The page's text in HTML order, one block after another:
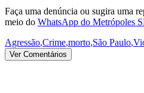
Faça uma denúncia ou sugira uma
meio do WhatsApp do Metrópoles
Agressão,Crime,morto,São Paulo,
Ver Comentários